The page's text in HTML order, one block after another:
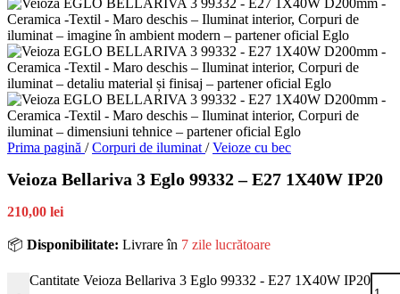
Prima pagină / Corpuri de iluminat / Veioze cu bec
Veioza Bellariva 3 Eglo 99332 – E27 1X40W IP20
210,00 lei
📦 Disponibilitate: Livrare în 7 zile lucrătoare
Cantitate Veioza Bellariva 3 Eglo 99332 - E27 1X40W IP20